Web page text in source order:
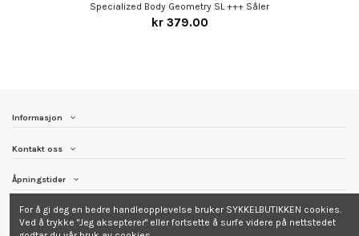
Specialized Body Geometry SL +++ Såler
kr 379.00
Informasjon
Kontakt oss
Åpningstider
Følg Sykkelbutikken
For å gi deg en bedre handleopplevelse bruker SYKKELBUTIKKEN cookies.
Ved å trykke "Jeg aksepterer" eller fortsette å surfe videre på nettstedet